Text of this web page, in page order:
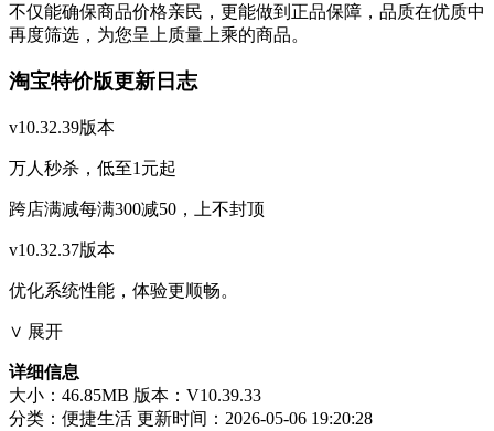
不仅能确保商品价格亲民，更能做到正品保障，品质在优质中
再度筛选，为您呈上质量上乘的商品。
淘宝特价版更新日志
v10.32.39版本
万人秒杀，低至1元起
跨店满减每满300减50，上不封顶
v10.32.37版本
优化系统性能，体验更顺畅。
∨ 展开
详细信息
大小：46.85MB 版本：V10.39.33
分类：便捷生活 更新时间：2026-05-06 19:20:28